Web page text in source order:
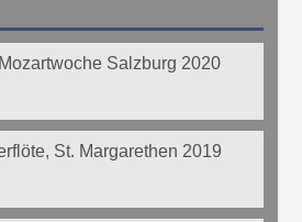
Salzburg 2020
St. Margarethen 2019